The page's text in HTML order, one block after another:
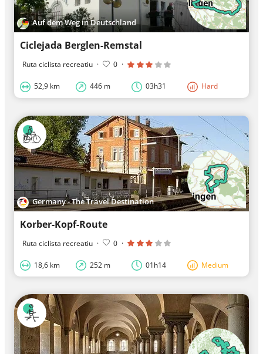
Auf dem Weg in Deutschland
Ciclejada Berglen-Remstal
Ruta ciclista recreatiu · 0 ·
52,9 km 446 m 03h31 Hard
Germany - The Travel Destination
Korber-Kopf-Route
Ruta ciclista recreatiu · 0 ·
18,6 km 252 m 01h14 Medium